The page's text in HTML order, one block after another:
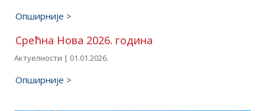
школи
Актуелности
Опширније >
Срећна Нова 2026. година
Актуелности | 01.01.2026.
Опширније >